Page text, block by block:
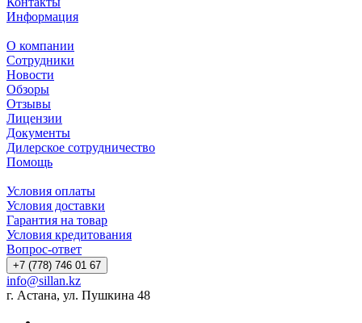
Информация
О компании
Сотрудники
Новости
Обзоры
Отзывы
Лицензии
Документы
Дилерское сотрудничество
Помощь
Условия оплаты
Условия доставки
Гарантия на товар
Условия кредитования
Вопрос-ответ
+7 (778) 746 01 67
info@sillan.kz
г. Астана, ул. Пушкина 48